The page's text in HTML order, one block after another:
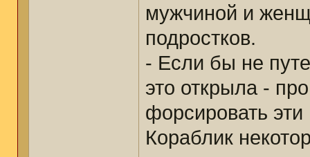
мужчиной и
подростков.
- Если бы не
это открыла -
форсировать
Кораблик